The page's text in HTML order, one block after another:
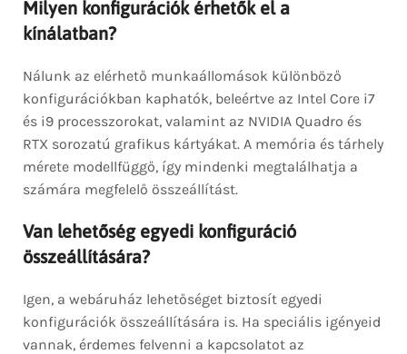
Milyen konfigurációk érhetők el a
kínálatban?
Nálunk az elérhető munkaállomások különböző
konfigurációkban kaphatók, beleértve az Intel Core i7
és i9 processzorokat, valamint az NVIDIA Quadro és
RTX sorozatú grafikus kártyákat. A memória és tárhely
mérete modellfüggő, így mindenki megtalálhatja a
számára megfelelő összeállítást.
Van lehetőség egyedi konfiguráció
összeállítására?
Igen, a webáruház lehetőséget biztosít egyedi
konfigurációk összeállítására is. Ha speciális igényeid
vannak, érdemes felvenni a kapcsolatot az